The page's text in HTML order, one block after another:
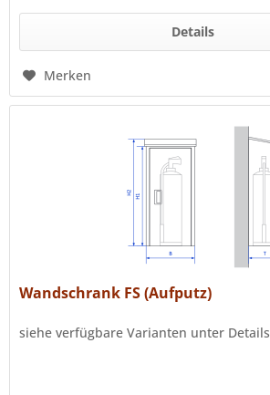
Details
Merken
Wandschrank FS (Aufputz)
siehe verfügbare Varianten unter Details